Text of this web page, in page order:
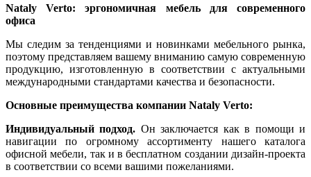
Nataly Verto: эргономичная мебель для современного
офиса
Мы следим за тенденциями и новинками мебельного рынка,
поэтому представляем вашему вниманию самую современную
продукцию, изготовленную в соответствии с актуальными
международными стандартами качества и безопасности.
Основные преимущества компании Nataly Verto:
Индивидуальный подход. Он заключается как в помощи и
навигации по огромному ассортименту нашего каталога
офисной мебели, так и в бесплатном создании дизайн-проекта
в соответствии со всеми вашими пожеланиями.